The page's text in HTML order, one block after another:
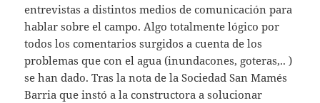
entrevistas a distintos medios de comunicación para
hablar sobre el campo. Algo totalmente lógico por
todos los comentarios surgidos a cuenta de los
problemas que con el agua (inundacones, goteras,.. )
se han dado. Tras la nota de la Sociedad San Mamés
Barria que instó a la constructora a solucionar